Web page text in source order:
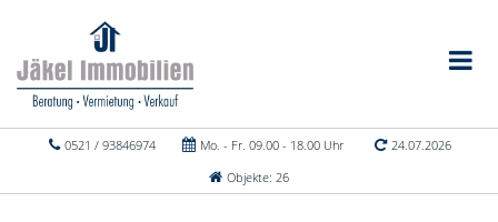
0521 / 93846974 Mo. - Fr. 09.00 - 18.00 Uhr
24.07.2026
Objekte: 26